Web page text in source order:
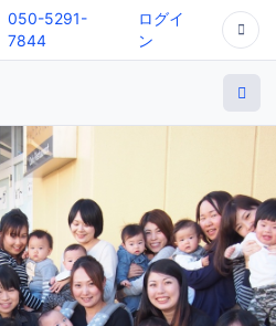
050-5291-
7844
ログイ
ン